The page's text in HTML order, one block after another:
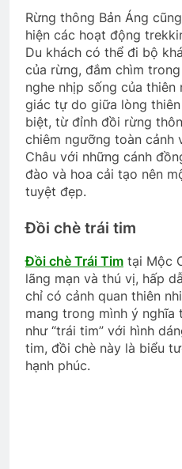
Rừng thông Bản Áng
hiện các hoạt động
Du khách có thể đi bộ
của rừng, đắm chìm
nghe nhịp sống của
giác tự do giữa lòng
biệt, từ đỉnh đồi rừng
chiêm ngưỡng toàn cảnh
Châu với những cánh
đào và hoa cải tạo nên
tuyệt đẹp.
Đồi chè trái tim
Đồi chè Trái Tim tại Mộc
lãng mạn và thú vị, hấp
chỉ có cảnh quan thiên
mang trong mình ý
như “trái tim” với hình
tim, đồi chè này là biểu
hạnh phúc.